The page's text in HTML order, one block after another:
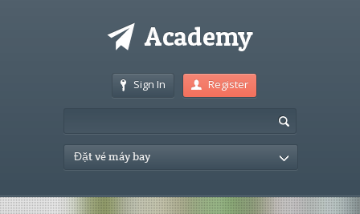
Sign In Register
Đặt vé máy bay